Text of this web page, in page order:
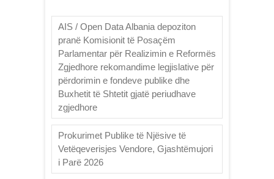
AIS / Open Data Albania depoziton
pranë Komisionit të Posaçëm
Parlamentar për Realizimin e Reformës
Zgjedhore rekomandime legjislative për
përdorimin e fondeve publike dhe
Buxhetit të Shtetit gjatë periudhave
zgjedhore
Prokurimet Publike të Njësive të
Vetëqeverisjes Vendore, Gjashtëmujori
i Parë 2026